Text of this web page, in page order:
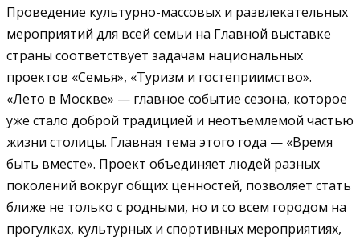
Проведение культурно-массовых и развлекательных
мероприятий для всей семьи на Главной выставке
страны соответствует задачам национальных
проектов «Семья», «Туризм и гостеприимство».
«Лето в Москве» — главное событие сезона, которое
уже стало доброй традицией и неотъемлемой частью
жизни столицы. Главная тема этого года — «Время
быть вместе». Проект объединяет людей разных
поколений вокруг общих ценностей, позволяет стать
ближе не только с родными, но и со всем городом на
прогулках, культурных и спортивных мероприятиях,